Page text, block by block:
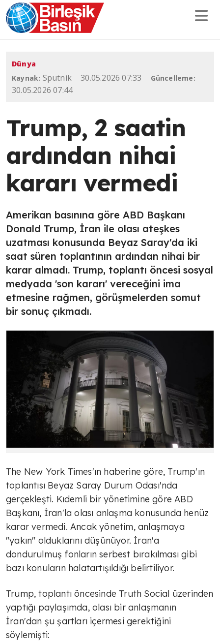
Dünya
Kaynak: Sputnik 30.05.2026 07:33 Güncelleme:
30.05.2026 07:44
Trump, 2 saatin
ardından nihai
kararı vermedi
Amerikan basınına göre ABD Başkanı
Donald Trump, İran ile olası ateşkes
uzatması konusunda Beyaz Saray'da iki
saat süren toplantının ardından nihai bir
karar almadı. Trump, toplantı öncesi sosyal
medyada 'son kararı' vereceğini ima
etmesine rağmen, görüşmelerden somut
bir sonuç çıkmadı.
The New York Times'ın haberine göre, Trump'ın
toplantısı Beyaz Saray Durum Odası'nda
gerçekleşti. Kıdemli bir yönetimine göre ABD
Başkanı, İran'la olası anlaşma konusunda henüz
karar vermedi. Ancak yönetim, anlaşmaya
"yakın" olduklarını düşünüyor. İran'a
dondurulmuş fonların serbest bırakılması gibi
bazı konuların halatartışıldığı belirtiliyor.
Trump, toplantı öncesinde Truth Social üzerinden
yaptığı paylaşımda, olası bir anlaşmanın
İran'dan şu şartları içermesi gerektiğini
söylemişti: